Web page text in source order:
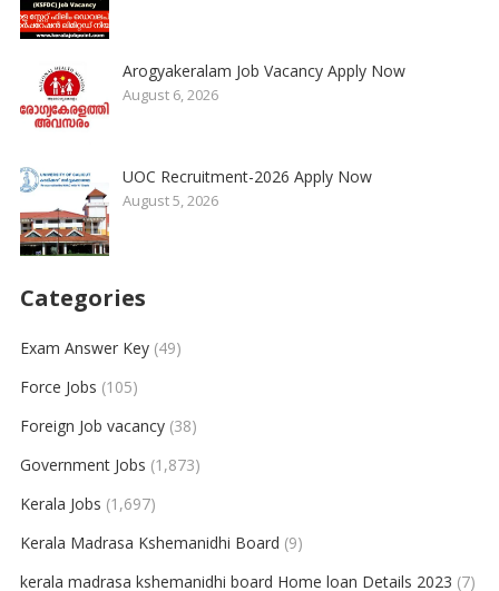
Arogyakeralam Job Vacancy Apply Now
August 6, 2026
UOC Recruitment-2026 Apply Now
August 5, 2026
Categories
Exam Answer Key(49)
Force Jobs (105)
Foreign Job vacancy(38)
Government Jobs (1,873)
Kerala Jobs (1,697)
Kerala Madrasa Kshemanidhi Board (9)
kerala madrasa kshemanidhi board Home loan Details 2023 (7)